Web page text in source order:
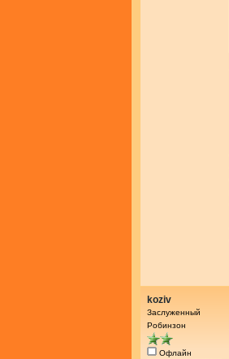
koziv
Заслуженный
Робинзон
Офлайн